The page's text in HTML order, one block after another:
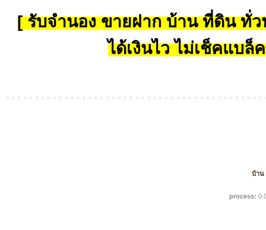
[ รับจำนอง ขายฝาก บ้าน ที่ดิน ทั่ว
ได้เงินไว ไม่เช็คแบล็
บ้าน
process: